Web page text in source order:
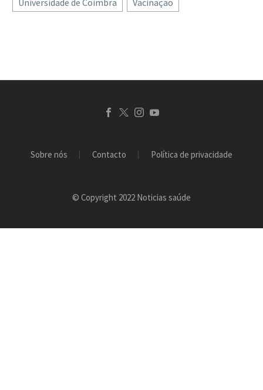
longa duração. E muitas
Universidade de Coimbra Vacinação
Sobre nós Contacto Política de privacidade
© Copyright 2022 Noticias saúde